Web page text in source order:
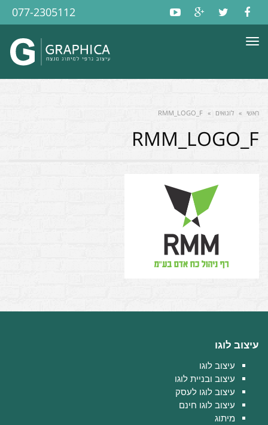
077-2305112
תפריט
ראשי » לוגואים »
RMM_LOGO_F
RMM_LOGO_F
עיצוב לוגו
עיצוב לוגו
עיצוב ובניית לוגו
עיצוב לוגו לעסק
עיצוב לוגו חינם
מיתוג